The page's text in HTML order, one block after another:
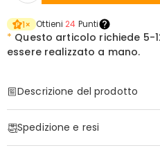
1× Ottieni 24 Punti
* Questo articolo richiede 5-
essere realizzato a mano.
Descrizione del prodotto
Spedizione e resi